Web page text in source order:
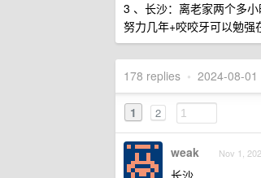
3 、长沙：离老家两个多
努力几年+咬咬牙可以勉强
178 replies • 2024-08-
1 2
weak Nov 1,
长沙